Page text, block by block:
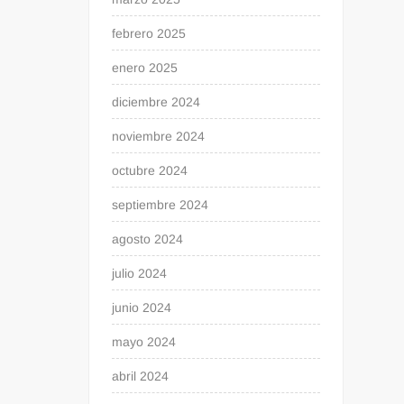
febrero 2025
enero 2025
diciembre 2024
noviembre 2024
octubre 2024
septiembre 2024
agosto 2024
julio 2024
junio 2024
mayo 2024
abril 2024